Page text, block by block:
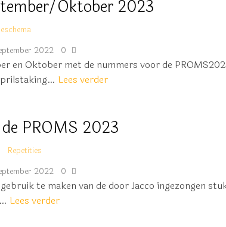
Oktober 2023
2022 0
en Oktober met de nummers voor de
Lees verder
PROMS 2023
Repetities
2022 0
te maken van de door Jacco ingezongen
Lees verder